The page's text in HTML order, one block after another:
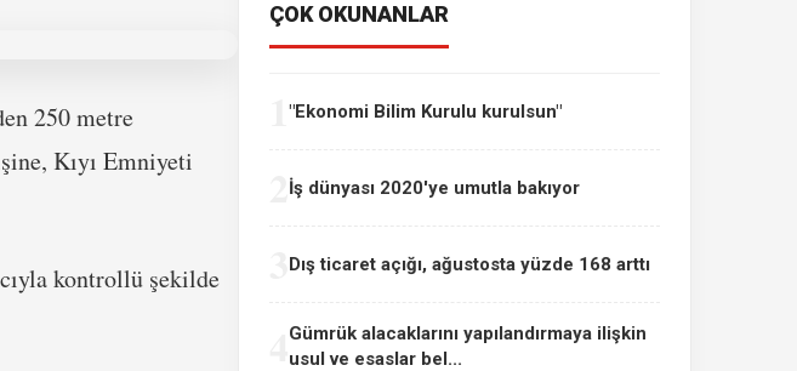
250 metre
Kıyı Emniyeti
kontrollü şekilde
ÇOK OKUNANLAR
"Ekonomi Bilim Kurulu kurulsun"
İş dünyası 2020'ye umutla bakıyor
Dış ticaret açığı, ağustosta yüzde 168 arttı
Gümrük alacaklarını yapılandırmaya ilişkin
usul ve esaslar bel...